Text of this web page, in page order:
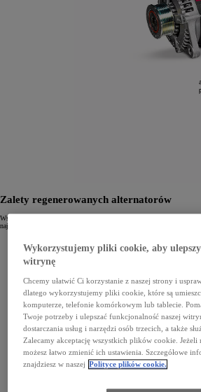
Zalety regenerowanych alternatorów
Wszystkie oferowane przez Toyotę podzespoły zostały poddane
najwyższych standardów. Dzięki temu odnosisz wymierne korzyści, do
niższa cena,
prawidłowe działanie wszystkich elektrycznych systemów w
ochrona akumulatora zapobiegająca przedwczesnemu zużyciu,
Wykorzystujemy pliki cookie, aby
witrynę
Chcemy ułatwić Ci korzystanie z naszej strony i
dlatego wykorzystujemy pliki cookie, które są
komputerze, telefonie komórkowym lub tablecie.
Twoje potrzeby i ulepszać funkcjonalność naszej
dostarczania usług i narzędzi osób trzecich, a także
Zalecamy akceptację wszystkich plików cookie. Jeżeli
możesz łatwo zmienić ich ustawienia. Szczegółowe
znajdziesz w naszej Polityce plików cookie.